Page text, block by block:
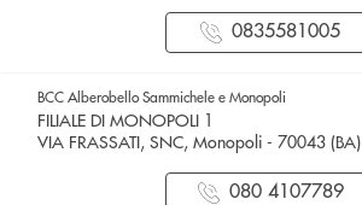
0835581005
BCC Alberobello Sammichele e Monopoli
FILIALE DI MONOPOLI 1
VIA FRASSATI, SNC, Monopoli - 70043 (BA)
080 4107789